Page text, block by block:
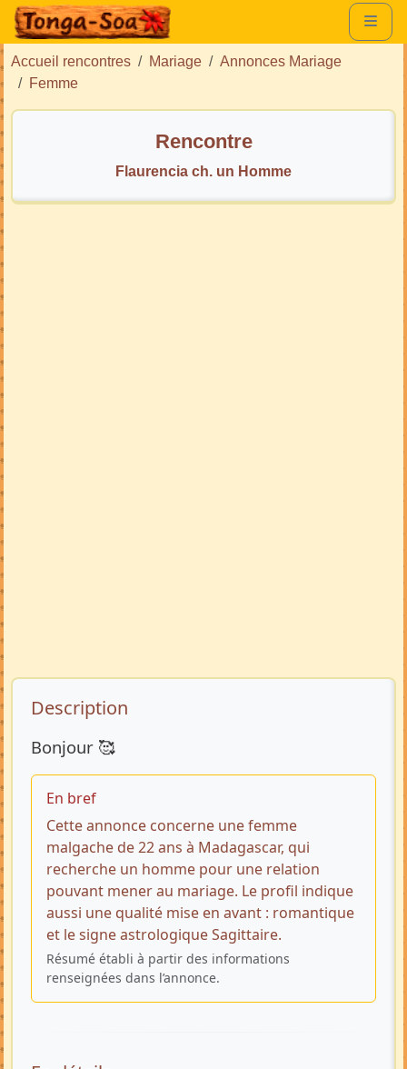
Accueil rencontres Mariage
Annonces Mariage
Femme
Rencontre
Flaurencia ch. un Homme
Description de l’annonce
Description
Bonjour 🥰
En bref
Cette annonce concerne une femme
malgache de 22 ans à Madagascar, qui
recherche un homme pour une relation
pouvant mener au mariage. Le profil indique
aussi une qualité mise en avant : romantique
et le signe astrologique Sagittaire.
Résumé établi à partir des informations
renseignées dans l’annonce.